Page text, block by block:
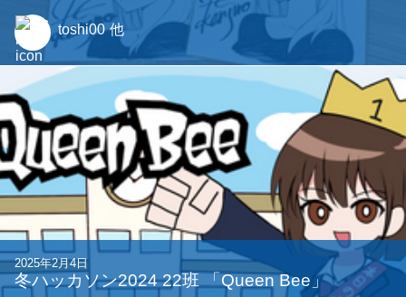
toshi00 他
2025年2月4日
冬ハッカソン2024 22班 「Queen Bee」